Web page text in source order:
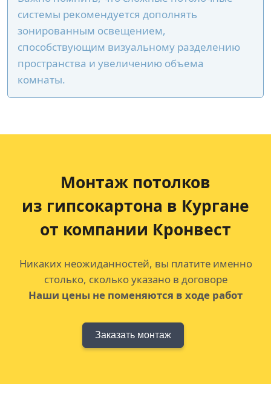
системы рекомендуется дополнять
зонированным освещением,
способствующим визуальному разделению
пространства и увеличению объема
комнаты.
Монтаж потолков
из гипсокартона в Кургане
от компании Кронвест
Никаких неожиданностей, вы платите именно
столько, сколько указано в договоре
Наши цены не поменяются в ходе работ
Заказать монтаж